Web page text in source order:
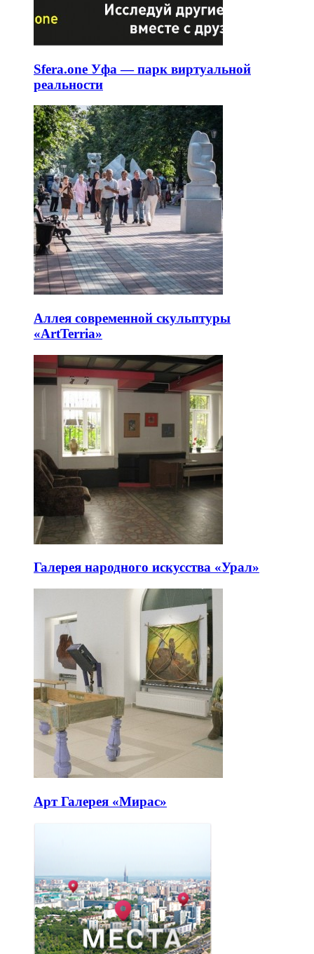
Sfera.one Уфа — парк виртуальной
реальности
Аллея современной скульптуры
«ArtTerria»
Галерея народного искусства «Урал»
Арт Галерея «Мирас»